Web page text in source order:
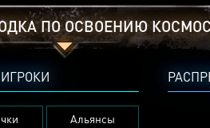
ПО ОСВОЕНИЮ
Альянсы